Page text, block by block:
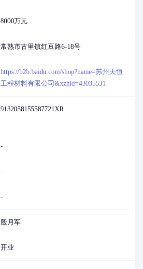
8000万元
常熟市古里镇红豆路6-18号
https://b2b.baidu.com/shop?name=苏州天恒
工程材料有限公司&xzhid=43035531
9132058155587721XR
-
-
-
殷月军
开业